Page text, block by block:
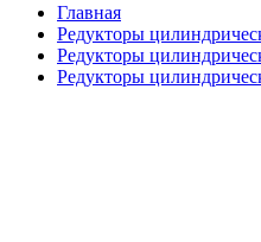
Главная
Редукторы
Редукторы
Редукторы